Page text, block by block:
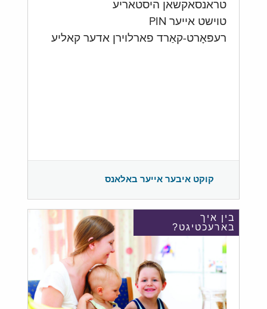
טראנסאקשאן היסטאריע
טוישט אייער PIN
רעפּאָרט-קאַרד פארלוירן אדער קאליע
קוקט איבער אייער באלאנס
בין איך
בארעכטיגט?